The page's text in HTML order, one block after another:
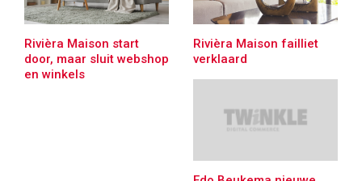
Rivièra Maison start
door, maar sluit webshop
en winkels
Rivièra Maison failliet
verklaard